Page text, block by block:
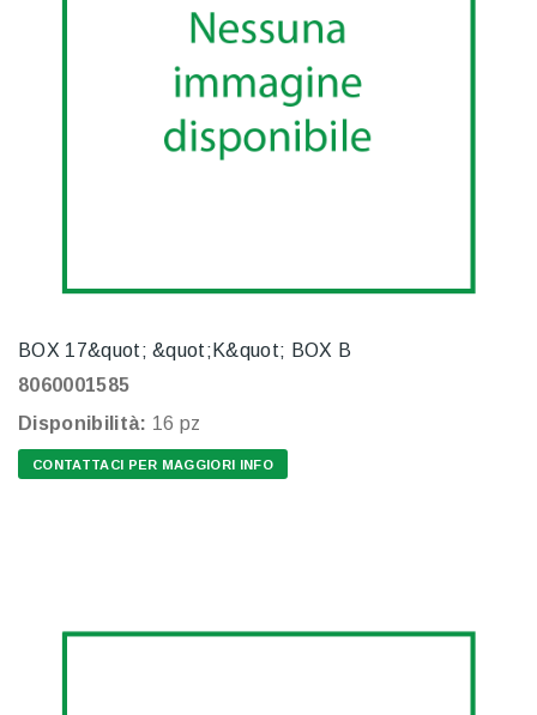
BOX 17&quot; &quot;K&quot; BOX B
8060001585
Disponibilità: 16 pz
CONTATTACI PER MAGGIORI INFO